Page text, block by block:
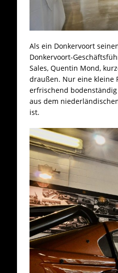
Als ein Donkervoort
Donkervoort-
Sales, Quentin Mond,
draußen. Nur eine kleine
erfrischend
aus dem
ist.